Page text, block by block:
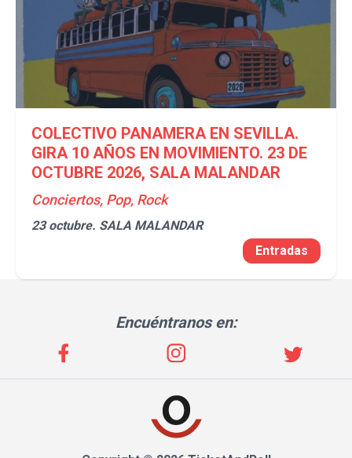
COLECTIVO PANAMERA EN SEVILLA.
GIRA 10 AÑOS EN MOVIMIENTO. 23 DE
OCTUBRE 2026, SALA MALANDAR
Conciertos, Pop, Rock
23 octubre. SALA MALANDAR
Entradas
Encuéntranos en: